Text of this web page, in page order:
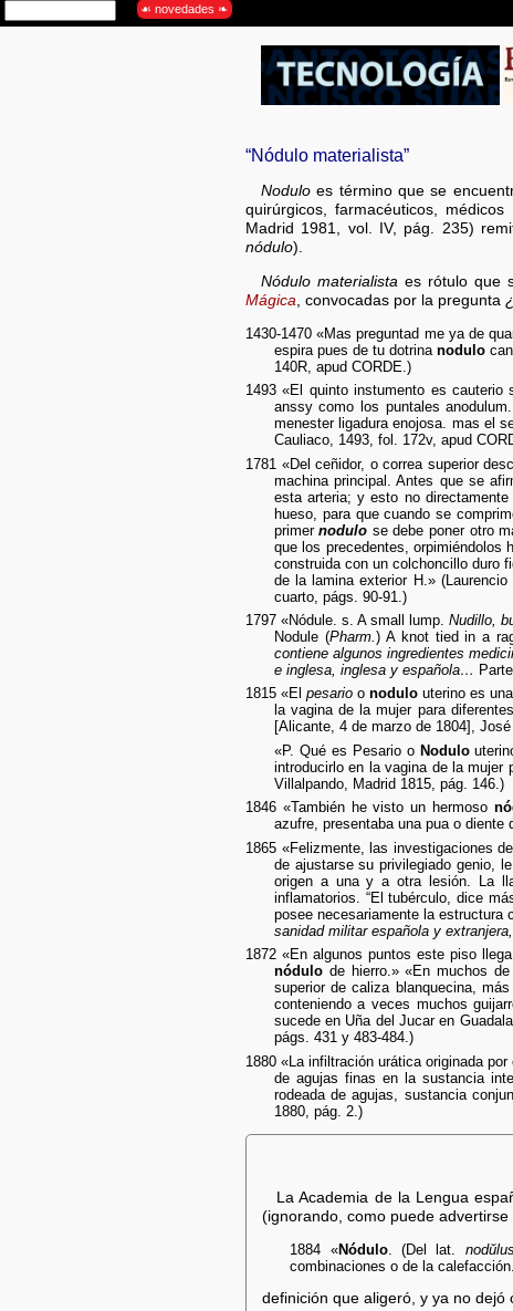
“Nódulo materialista”
Noduloes término que se
quirúrgicos, farmacéuticos,
Madrid 1981, vol. IV, pág. 235)
nódulo).
Nódulo materialistaes rótulo que
Mágica, convocadas por la pregunta
1430-1470 «Mas preguntad me ya de
espira pues de tu dotrinanodulo
140R, apud CORDE.)
1493 «El quinto instumento es
anssy como los puntales
menester ligadura enojosa. mas el
Cauliaco, 1493, fol. 172v, apud
1781 «Del ceñidor, o correa superior
machina principal. Antes que se
esta arteria; y esto no
hueso, para que cuando se
primernodulo se debe poner otro
que los precedentes, orpimiéndolos
construida con un colchoncillo duro
de la lamina exterior H.»
cuarto, págs. 90-91.)
1797 «Nódule. s. A small lump. Nudillo,
Nodule (Pharm. ) A knot tied in a
contiene algunos ingredientes
e inglesa, inglesa y española…
1815 «Elpesario onodulo uterino es
la vagina de la mujer para
[Alicante, 4 de marzo de 1804],
«P. Qué es Pesario o Nodulo
introducirlo en la vagina de la mujer
Villalpando, Madrid 1815, pág. 146.)
1846 «También he visto un hermoso
azufre, presentaba una pua o
1865 «Felizmente, las investigaciones
de ajustarse su privilegiado genio,
origen a una y a otra lesión. La
inflamatorios. “El tubérculo, dice
posee necesariamente la estructura
sanidad militar española y extranjera,
1872 «En algunos puntos este piso
nódulode hierro.» «En muchos de
superior de caliza blanquecina,
conteniendo a veces muchos
sucede en Uña del Jucar en
págs. 431 y 483-484.)
1880 «La infiltración urática originada
de agujas finas en la sustancia
rodeada de agujas, sustancia
1880, pág. 2.)
La Academia de la Lengua
(ignorando, como puede
1884 «Nódulo. (Del lat. nodŭlus
combinaciones o de la
definición que aligeró, y ya no